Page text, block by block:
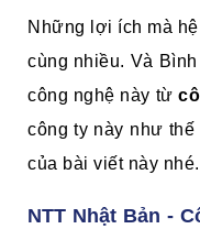
Những lợi ích mà
cùng nhiều. Và
công nghệ này từ
công ty này như
của bài viết này nhé.
NTT Nhật Bản -